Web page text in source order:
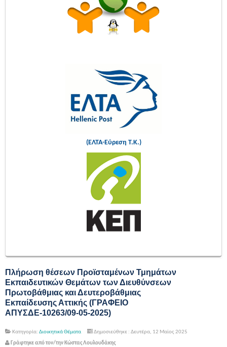
(ΕΛΤΑ-Εύρεση Τ.Κ.)
Πλήρωση θέσεων Προϊσταμένων Τμημάτων
Εκπαιδευτικών Θεμάτων των Διευθύνσεων
Πρωτοβάθμιας και Δευτεροβάθμιας
Εκπαίδευσης Αττικής (ΓΡΑΦΕΙΟ
ΑΠΥΣΔΕ-10263/09-05-2025)
Κατηγορία: Διοικητικά Θέματα
Δημοσιεύθηκε : Δευτέρα, 12 Μαϊος 2025
Γράφτηκε από τον/την Κώστας Λουλουδάκης